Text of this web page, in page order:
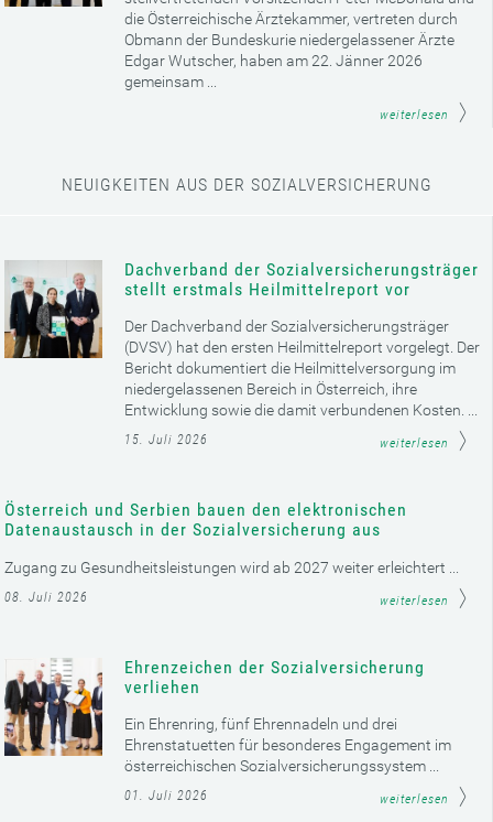
die Österreichische Ärztekammer, vertreten durch
Obmann der Bundeskurie niedergelassener Ärzte
Edgar Wutscher, haben am 22. Jänner 2026
gemeinsam ...
weiterlesen
NEUIGKEITEN AUS DER SOZIALVERSICHERUNG
Dachverband der Sozialversicherungsträger
stellt erstmals Heilmittelreport vor
Der Dachverband der Sozialversicherungsträger
(DVSV) hat den ersten Heilmittelreport vorgelegt. Der
Bericht dokumentiert die Heilmittelversorgung im
niedergelassenen Bereich in Österreich, ihre
Entwicklung sowie die damit verbundenen Kosten. ...
15. Juli 2026 weiterlesen
Österreich und Serbien bauen den elektronischen
Datenaustausch in der Sozialversicherung aus
Zugang zu Gesundheitsleistungen wird ab 2027 weiter erleichtert ...
08. Juli 2026 weiterlesen
Ehrenzeichen der Sozialversicherung
verliehen
Ein Ehrenring, fünf Ehrennadeln und drei
Ehrenstatuetten für besonderes Engagement im
österreichischen Sozialversicherungssystem ...
01. Juli 2026 weiterlesen